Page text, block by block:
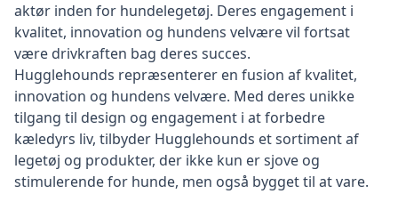
aktør inden for hundelegetøj. Deres engagement i
kvalitet, innovation og hundens velvære vil fortsat
være drivkraften bag deres succes.
Hugglehounds repræsenterer en fusion af kvalitet,
innovation og hundens velvære. Med deres unikke
tilgang til design og engagement i at forbedre
kæledyrs liv, tilbyder Hugglehounds et sortiment af
legetøj og produkter, der ikke kun er sjove og
stimulerende for hunde, men også bygget til at vare.